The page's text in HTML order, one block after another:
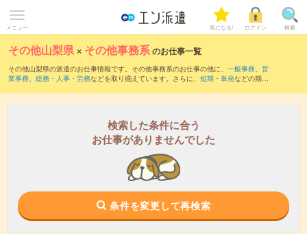
メニュー 気になる! ログイン 検索
その他山梨県 × その他事務系のお仕事一覧
その他山梨県の派遣のお仕事情報です。その他事務系のお仕事の他に、 一般事務、 営
業事務、 総務・人事・労務などを取り揃えています。さらに、 短期 ・ 単発などの期間
検索した条件に合う
お仕事がありませんでした
条件を変更して再検索